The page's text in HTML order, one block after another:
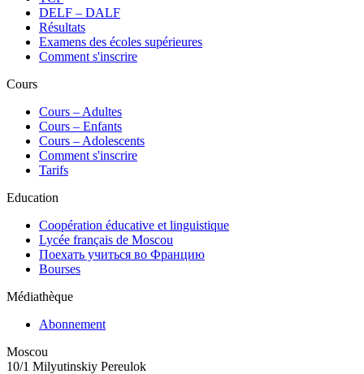
DELF – DALF
Résultats
Examens des écoles supérieures
Comment s'inscrire
Cours
Сours – Adultes
Cours – Enfants
Cours – Adolescents
Comment s'inscrire
Tarifs
Education
Coopération éducative et linguistique
Lycée français de Moscou
Поехать учиться во Францию
Bourses
Médiathèque
Abonnement
Moscou
10/1 Milyutinskiy Pereulok